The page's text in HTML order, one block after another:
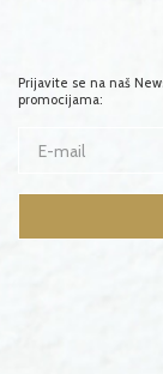
Prijavite se na naš
promocijama: